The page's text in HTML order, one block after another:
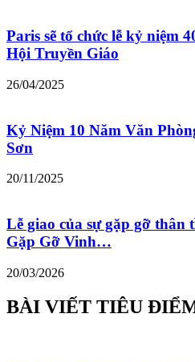
Paris sẽ tổ chức lễ kỷ niệm
Hội Truyền Giáo
26/04/2025
Kỷ Niệm 10 Năm Văn
Sơn
20/11/2025
Lễ giao của sự gặp gỡ thân
Gặp Gỡ Vinh…
20/03/2026
BÀI VIẾT TIÊU